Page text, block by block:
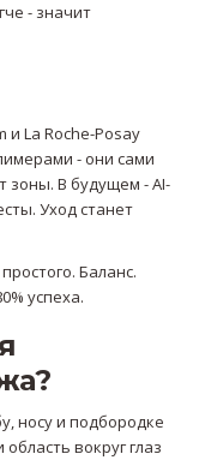
- значит
и La Roche-Posay
- они сами
зоны. В будущем - AI-
Уход станет
Баланс.
успеха.
носу и подбородке
вокруг глаз